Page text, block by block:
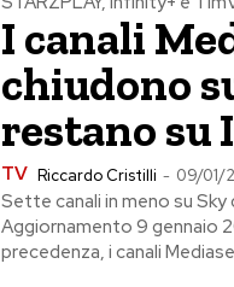
I canali
chiudono
restano su
TV Riccardo Cristilli - 09/01/
Sette canali in meno su
Aggiornamento 9 gennaio
precedenza, i canali